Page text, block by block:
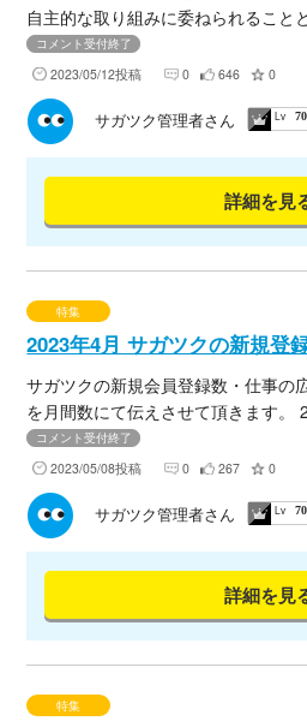
自主的な取り組みに委ねられること
ら、感染症としての脅威は依然とし
今後も政府・行政等から発信される
お役立てください。
コメント受付終了
2023/05/12投稿 0 646 0
詳細を見
サガツク管理者さん Lv 70
特集
2023年4月 サガツクの新規登
サガツクの新規会員登録数・仕事の
を月間数にて伝えさせて頂きます。
数をブログにてまとめましたので、
いませ。
コメント受付終了
2023/05/08投稿 0 267 0
詳細を見
サガツク管理者さん Lv 70
特集